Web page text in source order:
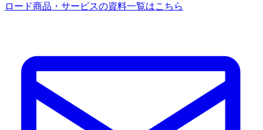
ロード商品・サービスの資料一覧はこちら